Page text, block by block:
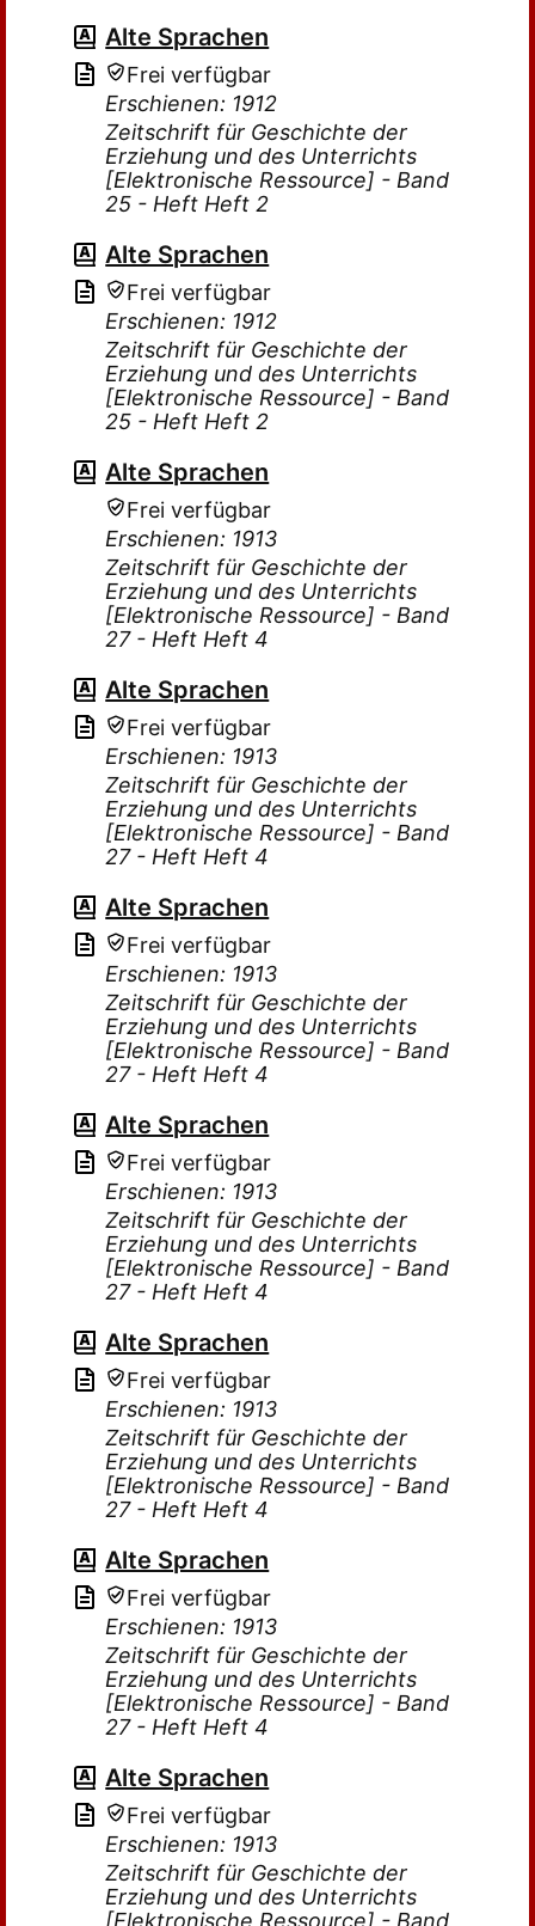
Alte Sprachen
Frei verfügbar
Erschienen: 1912
Zeitschrift für Geschichte der
Erziehung und des Unterrichts
[Elektronische Ressource] - Band
25 - Heft Heft 2
Alte Sprachen
Frei verfügbar
Erschienen: 1912
Zeitschrift für Geschichte der
Erziehung und des Unterrichts
[Elektronische Ressource] - Band
25 - Heft Heft 2
Alte Sprachen
Frei verfügbar
Erschienen: 1913
Zeitschrift für Geschichte der
Erziehung und des Unterrichts
[Elektronische Ressource] - Band
27 - Heft Heft 4
Alte Sprachen
Frei verfügbar
Erschienen: 1913
Zeitschrift für Geschichte der
Erziehung und des Unterrichts
[Elektronische Ressource] - Band
27 - Heft Heft 4
Alte Sprachen
Frei verfügbar
Erschienen: 1913
Zeitschrift für Geschichte der
Erziehung und des Unterrichts
[Elektronische Ressource] - Band
27 - Heft Heft 4
Alte Sprachen
Frei verfügbar
Erschienen: 1913
Zeitschrift für Geschichte der
Erziehung und des Unterrichts
[Elektronische Ressource] - Band
27 - Heft Heft 4
Alte Sprachen
Frei verfügbar
Erschienen: 1913
Zeitschrift für Geschichte der
Erziehung und des Unterrichts
[Elektronische Ressource] - Band
27 - Heft Heft 4
Alte Sprachen
Frei verfügbar
Erschienen: 1913
Zeitschrift für Geschichte der
Erziehung und des Unterrichts
[Elektronische Ressource] - Band
27 - Heft Heft 4
Alte Sprachen
Frei verfügbar
Erschienen: 1913
Zeitschrift für Geschichte der
Erziehung und des Unterrichts
[Elektronische Ressource] - Band